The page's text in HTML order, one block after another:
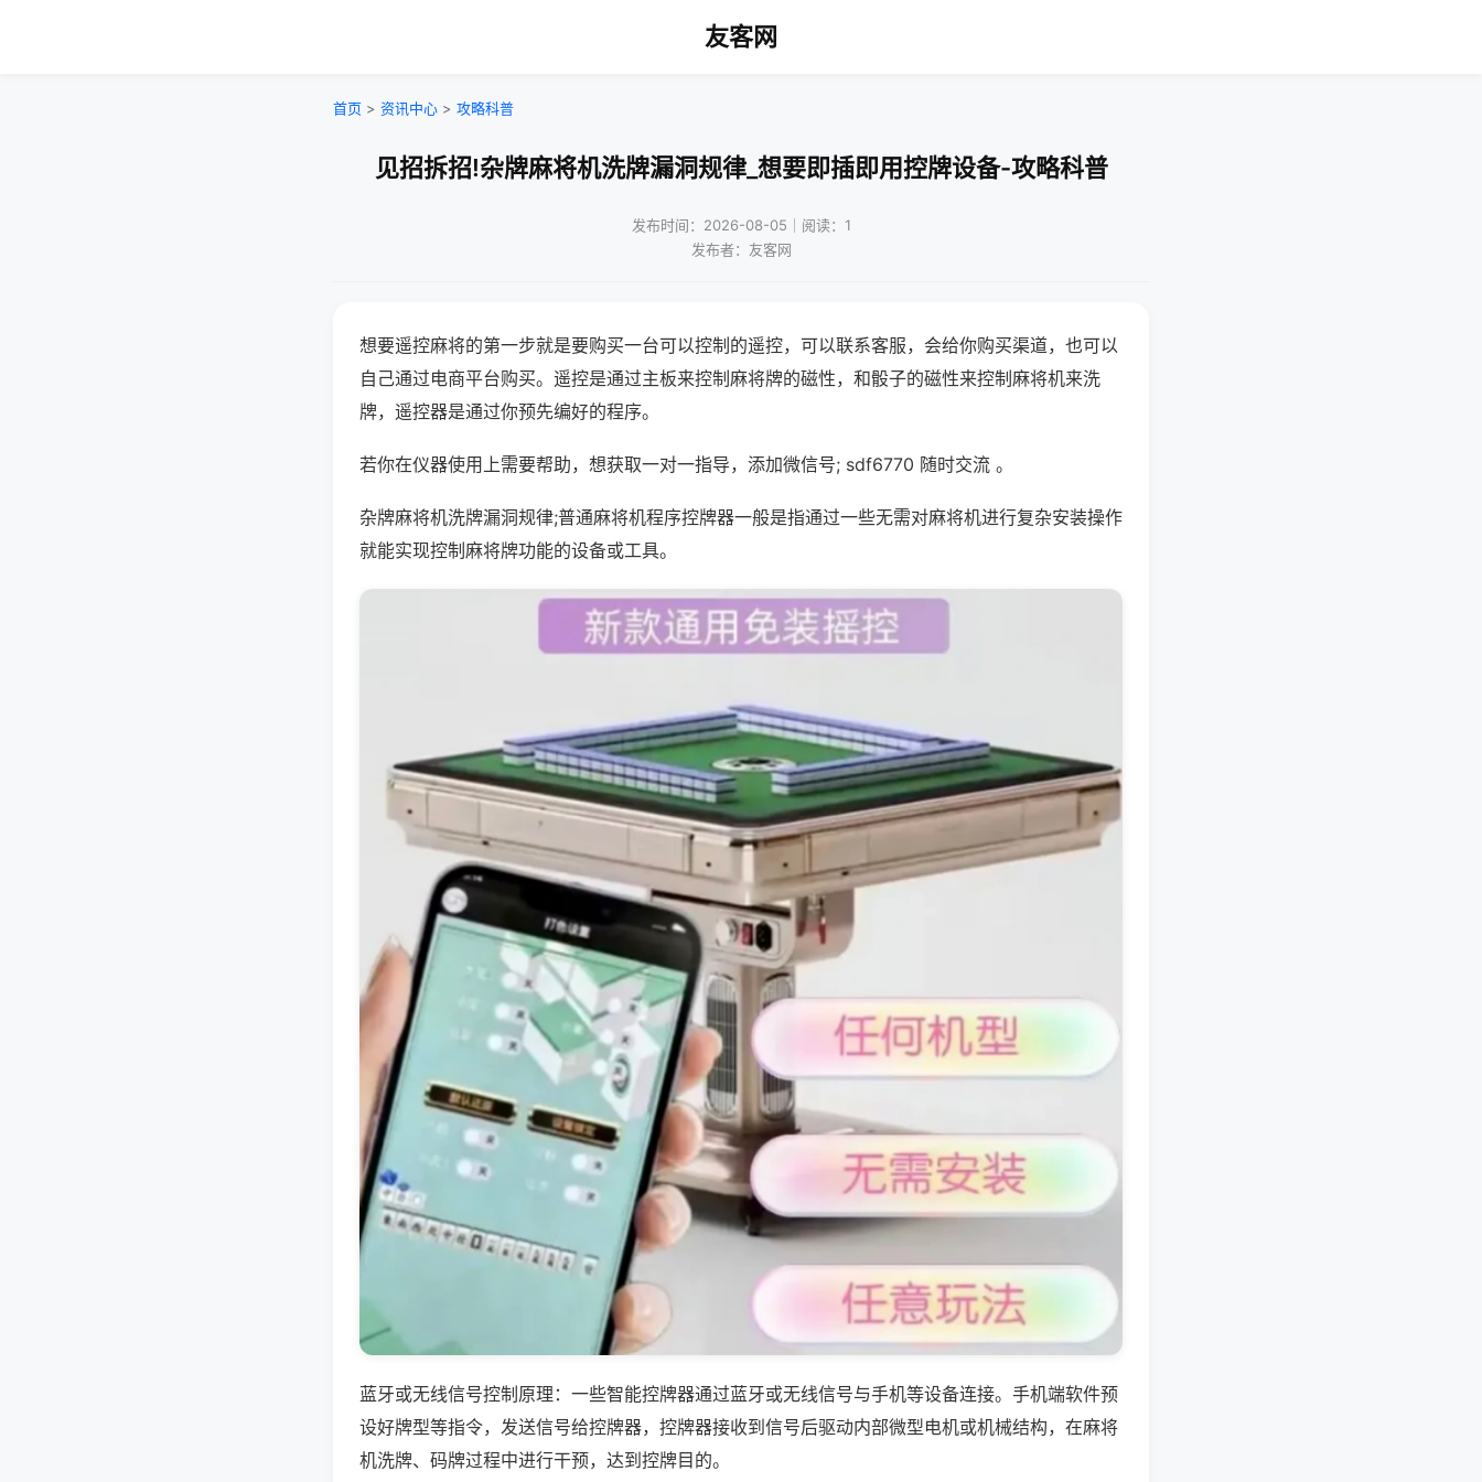
友客网
首页 > 资讯中心 > 攻略科普
见招拆招!杂牌麻将机洗牌漏洞规律_想要即插即用控牌设备-攻略科普
发布时间：2026-08-05｜阅读：1
发布者：友客网
想要遥控麻将的第一步就是要购买一台可以控制的遥控，可以联系客服，会给你购买渠道，也可以
自己通过电商平台购买。遥控是通过主板来控制麻将牌的磁性，和骰子的磁性来控制麻将机来洗
牌，遥控器是通过你预先编好的程序。
若你在仪器使用上需要帮助，想获取一对一指导，添加微信号; sdf6770 随时交流 。
杂牌麻将机洗牌漏洞规律;普通麻将机程序控牌器一般是指通过一些无需对麻将机进行复杂安装操作
就能实现控制麻将牌功能的设备或工具。
蓝牙或无线信号控制原理：一些智能控牌器通过蓝牙或无线信号与手机等设备连接。手机端软件预
设好牌型等指令，发送信号给控牌器，控牌器接收到信号后驱动内部微型电机或机械结构，在麻将
机洗牌、码牌过程中进行干预，达到控牌目的。